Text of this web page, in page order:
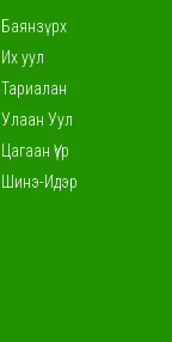
Баянзүрх
Их уул
Тариалан
Улаан Уул
Цагаан Үүр
Шинэ-Идэр